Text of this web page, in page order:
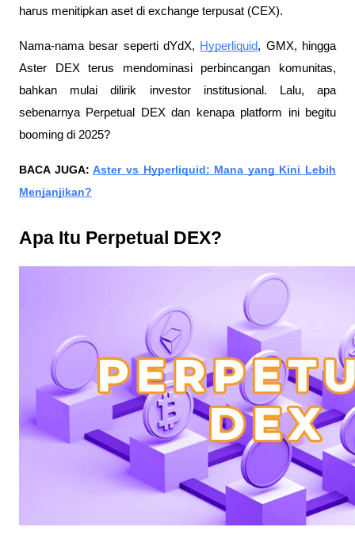
harus menitipkan aset di exchange terpusat (CEX).
Nama-nama besar seperti dYdX, Hyperliquid, GMX, hingga
Aster DEX terus mendominasi perbincangan komunitas,
bahkan mulai dilirik investor institusional. Lalu, apa
sebenarnya Perpetual DEX dan kenapa platform ini begitu
booming di 2025?
BACA JUGA:Aster vs Hyperliquid: Mana yang Kini Lebih
Menjanjikan?
Apa Itu Perpetual DEX?